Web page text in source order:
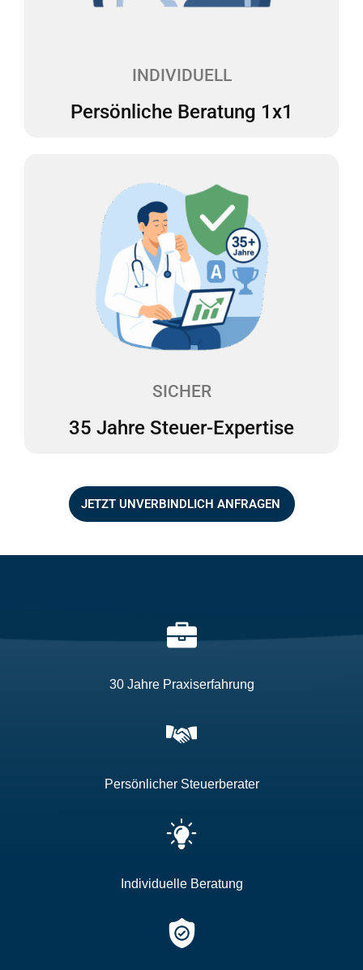
INDIVIDUELL
Persönliche Beratung 1x1
festen Ansprechpartner, der Ihnen mit Rat und Tat
SICHER
35 Jahre Steuer-Expertise
35 Jahre Steuer-Expertise
Vermeiden Sie böse Überraschungen in
Betriebsprüfungen durch professionelle
Unterstützung. Wir sind mit unserem mehrfach
ausgezeichneten Team seit über 35 Jahren als
JETZT UNVERBINDLICH ANFRAGEN
30 Jahre Praxiserfahrung
Persönlicher Steuerberater
Individuelle Beratung